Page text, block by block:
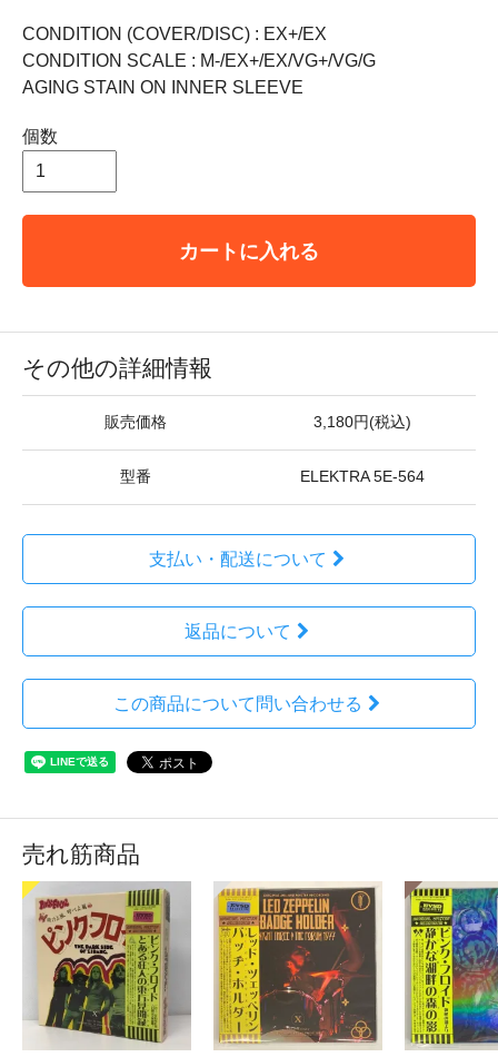
CONDITION (COVER/DISC) : EX+/EX
CONDITION SCALE : M-/EX+/EX/VG+/VG/G
AGING STAIN ON INNER SLEEVE
個数
カートに入れる
その他の詳細情報
販売価格 3,180円(税込)
型番 ELEKTRA 5E-564
支払い・配送について
返品について
この商品について問い合わせる
売れ筋商品